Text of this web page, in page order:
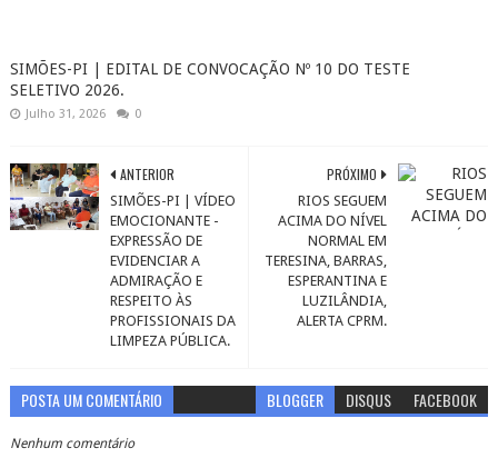
SIMÕES-PI | EDITAL DE CONVOCAÇÃO Nº 10 DO TESTE
SELETIVO 2026.
Julho 31, 2026 0
PRÓXIMO
RIOS SEGUEM
ACIMA DO NÍVEL
NORMAL EM
TERESINA, BARRAS,
ESPERANTINA E
LUZILÂNDIA,
ALERTA CPRM.
ANTERIOR
SIMÕES-PI | VÍDEO
EMOCIONANTE -
EXPRESSÃO DE
EVIDENCIAR A
ADMIRAÇÃO E
RESPEITO ÀS
PROFISSIONAIS DA
LIMPEZA PÚBLICA.
POSTA UM COMENTÁRIO BLOGGER DISQUS FACEBOOK
Nenhum comentário